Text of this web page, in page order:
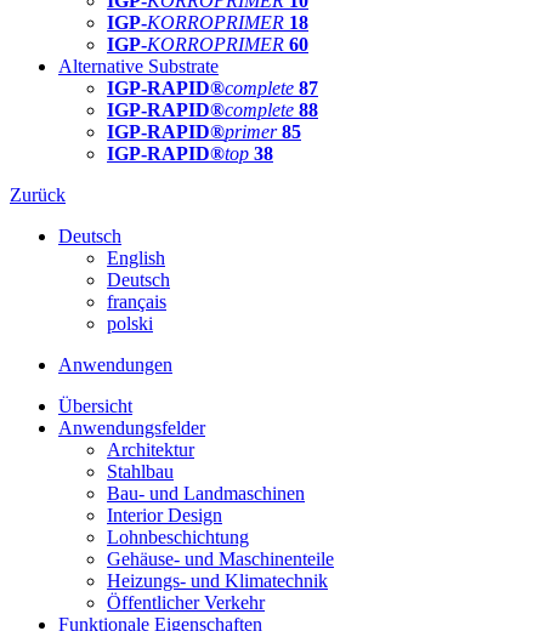
IGP-KORROPRIMER 18
IGP-KORROPRIMER 60
Alternative Substrate
IGP-RAPID®complete 87
IGP-RAPID®complete 88
IGP-RAPID®primer 85
IGP-RAPID®top 38
Zurück
Deutsch
English
Deutsch
français
polski
Anwendungen
Übersicht
Anwendungsfelder
Architektur
Stahlbau
Bau- und Landmaschinen
Interior Design
Lohnbeschichtung
Gehäuse- und Maschinenteile
Heizungs- und Klimatechnik
Öffentlicher Verkehr
Funktionale Eigenschaften